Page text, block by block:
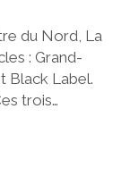
du Nord, La
: Grand-
Black Label.
trois…